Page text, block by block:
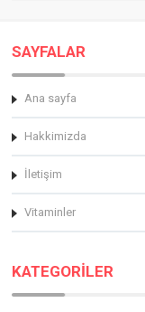
SAYFALAR
Ana sayfa
Hakkimizda
İletişim
Vitaminler
KATEGORİLER